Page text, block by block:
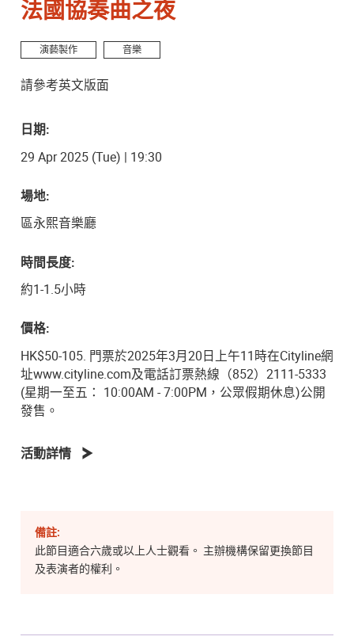
法國協奏曲之夜
演藝製作 音樂
請參考英文版面
日期:
29 Apr 2025 (Tue) | 19:30
場地:
區永熙音樂廳
時間長度:
約1-1.5小時
價格:
HK$50-105. 門票於2025年3月20日上午11時在Cityline網
址www.cityline.com及電話訂票熱線（852）2111-5333
(星期一至五： 10:00AM - 7:00PM，公眾假期休息)公開
發售。
活動詳情
備註:
此節目適合六歲或以上人士觀看。 主辦機構保留更換節目
及表演者的權利。